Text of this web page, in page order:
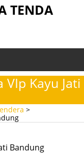
TENDA
VIp Kayu Jati
>